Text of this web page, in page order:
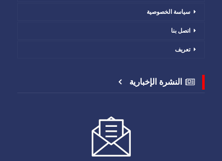
سياسة الخصوصية
اتصل بنا
تعريف
النشرة الإخبارية